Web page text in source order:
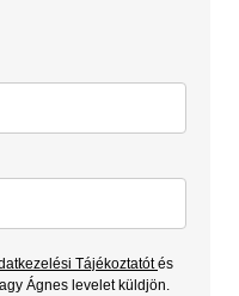
Tájékoztatótés
Ágnes levelet küldjön.